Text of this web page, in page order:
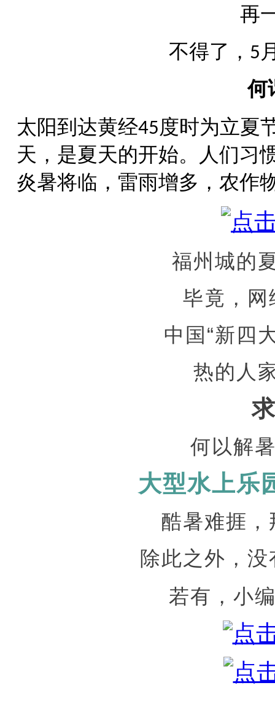
再
不得了， 5
何
太阳到达黄经45度时为立夏
天，是夏天的开始。人们习
炎暑将临，雷雨增多，农作
福州城的
毕竟，网
中国 “新四
热的人
何以解
大型水上乐
酷暑难捱
除此之外，
若有，小